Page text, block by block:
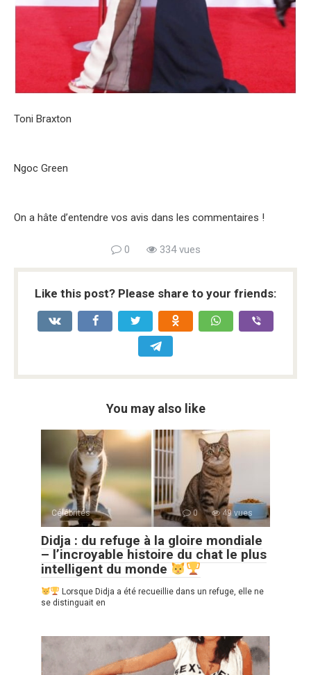
Toni Braxton
Ngoc Green
On a hâte d’entendre vos avis dans les commentaires !
0 334 vues
Like this post? Please share to your friends:
You may also like
Célébrités 0 49 vues
Didja : du refuge à la gloire mondiale
– l’incroyable histoire du chat le plus
intelligent du monde
Lorsque Didja a été recueillie dans un refuge, elle ne
se distinguait en